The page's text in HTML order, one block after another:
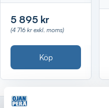
5 895 kr
(4 716 kr exkl. moms)
Köp